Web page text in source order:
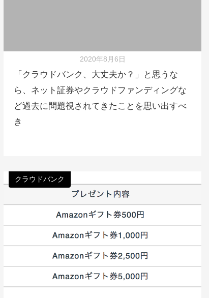
2020年8月6日
「クラウドバンク、大丈夫か？」と思うな
ら、ネット証券やクラウドファンディングな
ど過去に問題視されてきたことを思い出すべ
き
クラウドバンク